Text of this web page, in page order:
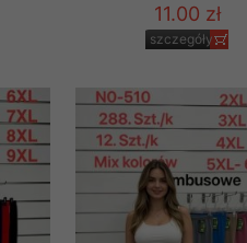
11.00 zł
szczegóły